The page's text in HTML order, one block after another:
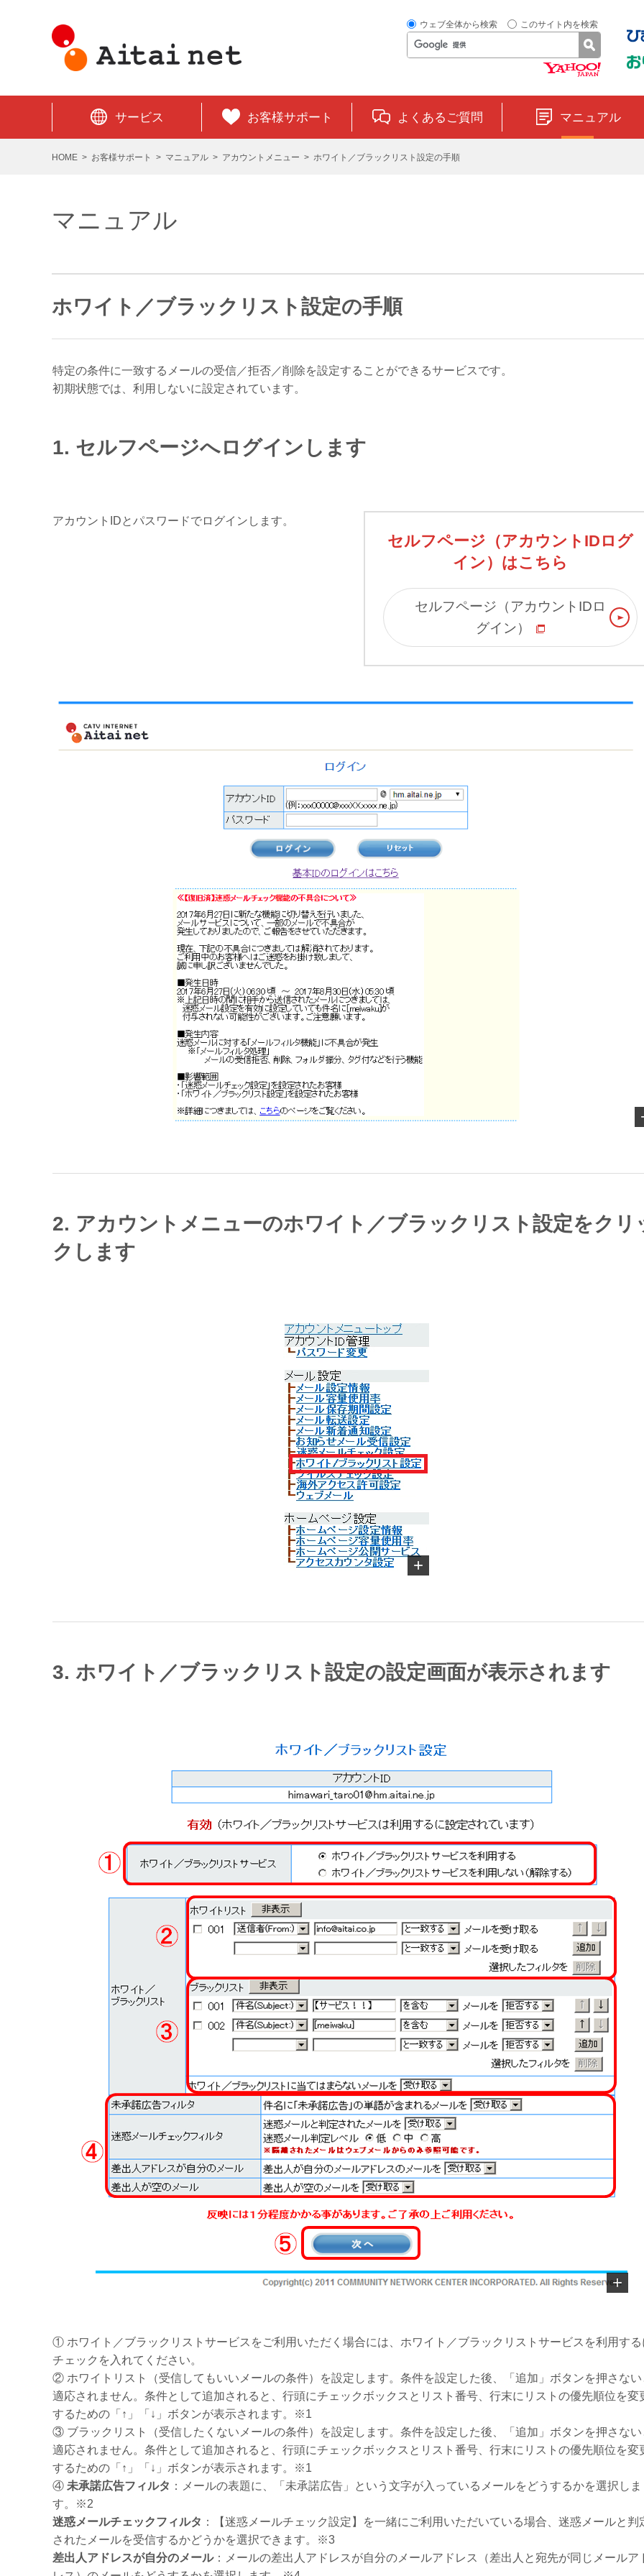
ウェブ全体から検索 このサイト内を検索
サービス お客様サポート よくあるご質問 マニュアル
HOME お客様サポート マニュアル アカウントメニュー ホワイト／ブラックリスト設定の手順
マニュアル
ホワイト／ブラックリスト設定の手順
特定の条件に一致するメールの受信／拒否／削除を設定することができるサービスです。
初期状態では、利用しないに設定されています。
1. セルフページへログインします
アカウントIDとパスワードでログインします。
セルフページ（アカウントIDログ
イン）はこちら
セルフページ（アカウントIDロ
グイン）
2. アカウントメニューのホワイト／ブラックリスト設定をクリ
クします
3. ホワイト／ブラックリスト設定の設定画面が表示されます
① ホワイト／ブラックリストサービスをご利用いただく場合には、ホワイト／ブラックリストサービスを利用する
チェックを入れてください。
② ホワイトリスト（受信してもいいメールの条件）を設定します。条件を設定した後、「追加」ボタンを押さない
適応されません。条件として追加されると、行頭にチェックボックスとリスト番号、行末にリストの優先順位を変
するための「↑」「↓」ボタンが表示されます。※1
③ ブラックリスト（受信したくないメールの条件）を設定します。条件を設定した後、「追加」ボタンを押さない
適応されません。条件として追加されると、行頭にチェックボックスとリスト番号、行末にリストの優先順位を変
するための「↑」「↓」ボタンが表示されます。※1
④ 未承諾広告フィルタ ：メールの表題に、「未承諾広告」という文字が入っているメールをどうするかを選択しま
す。※2
迷惑メールチェックフィルタ ：【迷惑メールチェック設定】を一緒にご利用いただいている場合、迷惑メールと判
されたメールを受信するかどうかを選択できます。※3
差出人アドレスが自分のメール：メールの差出人アドレスが自分のメールアドレス（差出人と宛先が同じメールア